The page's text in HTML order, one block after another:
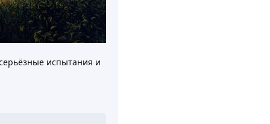
испытания и